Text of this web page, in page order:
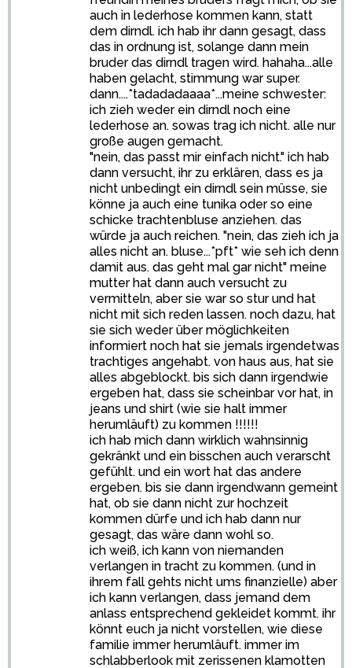
auch in lederhose kommen kann, statt
dem dirndl. ich hab ihr dann gesagt, dass
das in ordnung ist, solange dann mein
bruder das dirndl tragen wird. hahaha...alle
haben gelacht, stimmung war super.
dann....*tadadadaaaa*...meine schwester:
ich zieh weder ein dirndl noch eine
lederhose an. sowas trag ich nicht. alle nur
große augen gemacht.
"nein, das passt mir einfach nicht." ich hab
dann versucht, ihr zu erklären, dass es ja
nicht unbedingt ein dirndl sein müsse, sie
könne ja auch eine tunika oder so eine
schicke trachtenbluse anziehen. das
würde ja auch reichen. "nein, das zieh ich ja
alles nicht an. bluse...*pft* wie seh ich denn
damit aus. das geht mal gar nicht" meine
mutter hat dann auch versucht zu
vermitteln, aber sie war so stur und hat
nicht mit sich reden lassen. noch dazu, hat
sie sich weder über möglichkeiten
informiert noch hat sie jemals irgendetwas
trachtiges angehabt. von haus aus, hat sie
alles abgeblockt. bis sich dann irgendwie
ergeben hat, dass sie scheinbar vor hat, in
jeans und shirt (wie sie halt immer
herumläuft) zu kommen !!!!!!
ich hab mich dann wirklich wahnsinnig
gekränkt und ein bisschen auch verarscht
gefühlt. und ein wort hat das andere
ergeben. bis sie dann irgendwann gemeint
hat, ob sie dann nicht zur hochzeit
kommen dürfe und ich hab dann nur
gesagt, das wäre dann wohl so.
ich weiß, ich kann von niemanden
verlangen in tracht zu kommen. (und in
ihrem fall gehts nicht ums finanzielle) aber
ich kann verlangen, dass jemand dem
anlass entsprechend gekleidet kommt. ihr
könnt euch ja nicht vorstellen, wie diese
familie immer herumläuft. immer im
schlabberlook mit zerissenen klamotten